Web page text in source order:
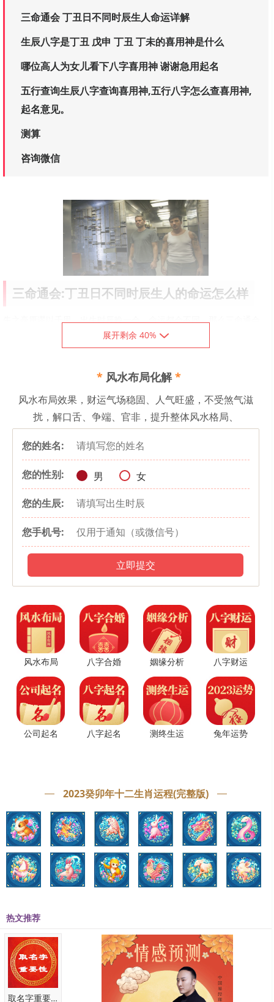
三命通会 丁丑日不同时辰生人命运详解
生辰八字是丁丑 戊申 丁丑 丁未的喜用神是什么
哪位高人为女儿看下八字喜用神 谢谢急用起名
五行查询生辰八字查询喜用神,五行八字怎么查喜用神,
起名意见。
测算
咨询微信
三命通会:丁丑日不同时辰生人的命运怎么样
失之毫厘谬以千里，出生时辰晚一会，命运都会不同，那么三命通会
是如何看待丁丑日不同时辰生人的命运的呢？
丁丑日庚子时生，此命一般。如果柱中能通木火气，或者行身旺运，
进入水乡。
丁丑日辛丑时生，生于申月或酉月，以财格论，财旺能生官，因此显
贵。生于午月，自身健旺，但有比肩夺财，此命主有俸禄。年月支只
有子或寅，从事武职，官至三品。月支属水，辛苦劳力，生于辰月，
此命有好有坏。
丁丑日壬寅时生，丁壬化木，以贵人命论。生于冬季，官星健旺，贵
显。生于春季，有印绶护身，生活安稳。生于夏季，吉利；生于秋
季，衣禄一般。如果行东方运，以好命论。
午月，日干健旺，贵显。生于申月或丑月，官至御史。
丁丑日甲辰时生，应以吉命论。生于亥月或子月，既富且贵。生于申
至御史。
丁丑日乙巳时生，生于春季，富足。生于夏季，孤寒。生于秋季，吉
利。生于冬季，贵显。
丁丑日丙午时生，此命一般。年月支是寅卯戌未，贵显。是酉丑，以
财做用神最好。忌讳亥子等官煞。
丁丑日丁未时生，丑与未相冲相刑，此命难得好结果。年月支是辰
戌，四库具全，贵当极品。是申未，官至三品。
丁丑日戊申时生，是贵人命。年月支是未申，贵显；行东南运，命主
至三品；是午未子辰，且行金木运，贵显。
丁丑日辛亥时生，生于秋季，财旺；生于夏季，身旺；生于春季，印
旺，以上都可以贵命论。生于冬季，官煞太重，因自身虚弱，恐怕难
以承受其福运。
日柱是丁丑,八字喜用神是什么?
八字喜用神为金，在时干，晚年的子女之力，可以富贵但是来的比较
晚
展开剩余 40%
*风水布局化解*
风水布局效果，财运气场稳固、人气旺盛，不受煞气滋
扰，解口舌、争端、官非，提升整体风水格局、
您的姓名:
您的性别: 男
女
您的生辰:
您手机号:
立即提交
风水布局 八字合婚 姻缘分析 八字财运
公司起名 八字起名 测终生运 兔年运势
2023癸卯年十二生肖运程(完整版)
热文推荐
取名字重要性